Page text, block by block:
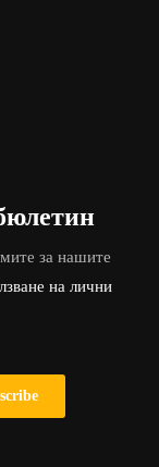
за нашите
на лични